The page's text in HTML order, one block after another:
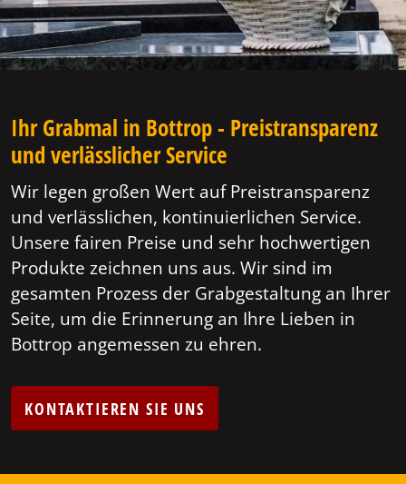
Ihr Grabmal in Bottrop - Preistransparenz
und verlässlicher Service
Wir legen großen Wert auf Preistransparenz
und verlässlichen, kontinuierlichen Service.
Unsere fairen Preise und sehr hochwertigen
Produkte zeichnen uns aus. Wir sind im
gesamten Prozess der Grabgestaltung an Ihrer
Seite, um die Erinnerung an Ihre Lieben in
Bottrop angemessen zu ehren.
KONTAKTIEREN SIE UNS